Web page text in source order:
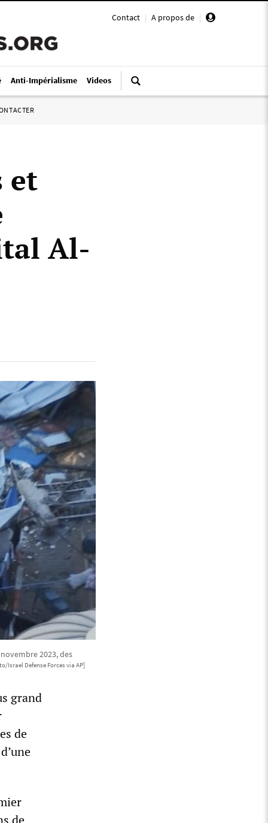
Contact | A propos de |
Anti-Impérialisme Videos
et
Al-
2023, des
Israel Defense Forces via AP]
grand
de
de